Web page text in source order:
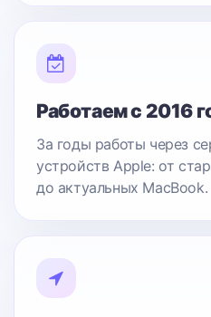
Работаем с 2016
За годы работы через
устройств Apple: от
до актуальных MacBook.